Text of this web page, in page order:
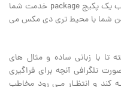
تری دی مکس برای حرفه ای شدن ، در غالب یک پکیج package خدمت شما
شما با محیط تری دی مکس می
تا با زبانی ساده و مثال های
تلگرافی آنچه برای فراگیری
کند و انتظـار مـی رود مخاطب